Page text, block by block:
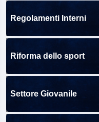
Regolamenti Interni
Riforma dello sport
Settore Giovanile